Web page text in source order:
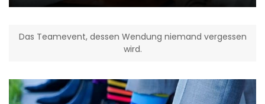
Das Teamevent, dessen Wendung niemand vergessen
wird.